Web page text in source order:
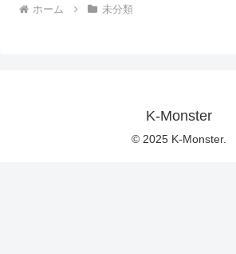
ホーム 未分類
K-Monster
© 2025 K-Monster.